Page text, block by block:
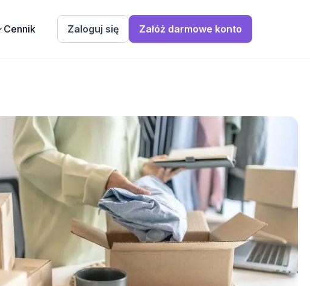
Cennik Zaloguj się Załóż darmowe konto